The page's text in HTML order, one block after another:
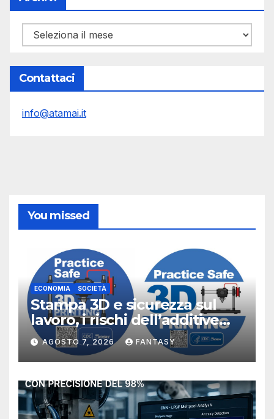
Archivi
Contattaci
info@atamai.it
You missed
ECONOMIA SOCIETÀ
Stampa 3D e sicurezza sul
lavoro, i rischi dell’additive
manufacturing secondo
NIOSH
AGOSTO 7, 2026 FANTASY